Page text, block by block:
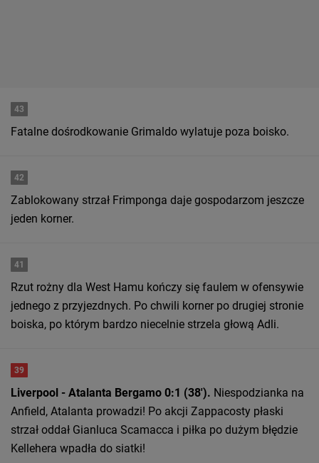
43
Fatalne dośrodkowanie Grimaldo wylatuje poza boisko.
42
Zablokowany strzał Frimponga daje gospodarzom jeszcze
jeden korner.
41
Rzut rożny dla West Hamu kończy się faulem w ofensywie
jednego z przyjezdnych. Po chwili korner po drugiej stronie
boiska, po którym bardzo niecelnie strzela głową Adli.
39
Liverpool - Atalanta Bergamo 0:1 (38'). Niespodzianka na
Anfield, Atalanta prowadzi! Po akcji Zappacosty płaski
strzał oddał Gianluca Scamacca i piłka po dużym błędzie
Kellehera wpadła do siatki!